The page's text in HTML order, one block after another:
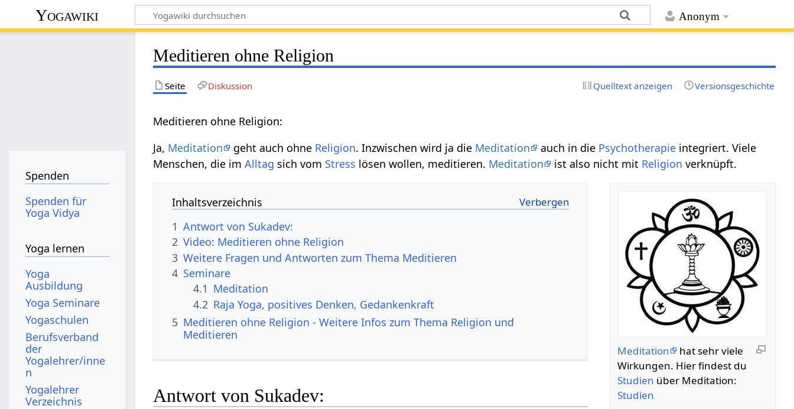
Anonym
Yogawiki
Meditieren ohne Religion
Seite Diskussion Quelltext anzeigen Versionsgeschichte
Meditieren ohne Religion:
Ja, Meditation geht auch ohne Religion. Inzwischen wird ja die Meditation auch in die Psychotherapie integriert. Viele
Menschen, die imAlltag sich vom Stress lösen wollen, meditieren. Meditation ist also nicht mit Religion verknüpft.
Meditation
hat sehr viele
Wirkungen. Hier findest du
Studien über Meditation:
Studien
Inhaltsverzeichnis
1 Antwort von Sukadev:
2 Video: Meditieren ohne Religion
3 Weitere Fragen und Antworten zum Thema Meditieren
4 Seminare
4.1 Meditation
4.2 Raja Yoga, positives Denken, Gedankenkraft
5 Meditieren ohne Religion - Weitere Infos zum Thema Religion und
Meditieren
Antwort von Sukadev:
Spenden
Spenden für
Yoga Vidya
Yoga lernen
Yoga
Ausbildung
Yoga Seminare
Yogaschulen
Berufsverband
der
Yogalehrer/inne
n
Yogalehrer
Verzeichnis